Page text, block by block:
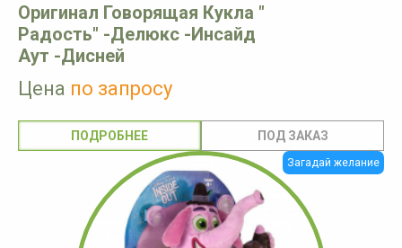
Оригинал Говорящая Кукла "
Радость" -Делюкс -Инсайд
Аут -Дисней
Цена по запросу
ПОДРОБНЕЕ
Загадай желание